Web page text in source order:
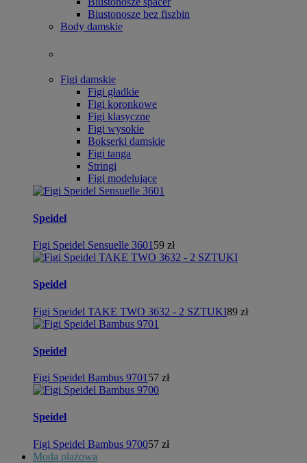
Biustonosze bez fiszbin
Body damskie
Figi damskie
Figi gładkie
Figi koronkowe
Figi klasyczne
Figi wysokie
Bokserki damskie
Figi tanga
Stringi
Figi modelujące
Speidel
Figi Speidel Sensuelle 3601 59 zł
Speidel
Figi Speidel TAKE TWO 3632 - 2 SZTUKI89 zł
Speidel
Figi Speidel Bambus 9701 57 zł
Speidel
Figi Speidel Bambus 970057 zł
Moda plażowa